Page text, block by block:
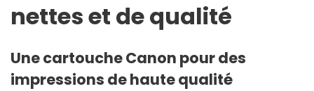
nettes et de qualité
Une cartouche Canon pour des
impressions de haute qualité